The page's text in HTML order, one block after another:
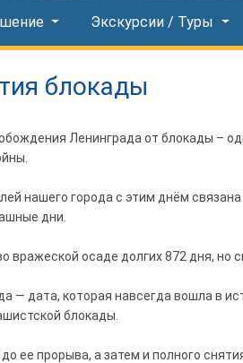
Экскурсии / Туры
блокады
Ленинграда от блокады –
нашего города с этим днём
дни.
вражеской осаде долгих 872 дня, но
— дата, которая навсегда вошла в
блокады.
ее прорыва, а затем и полного